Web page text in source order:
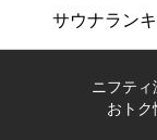
サウナラン
ニフテ
おトク